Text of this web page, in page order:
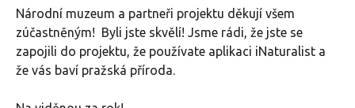
Národní muzeum a partneři projektu děkují všem
zúčastněným! Byli jste skvělí! Jsme rádi, že jste se
zapojili do projektu, že používate aplikaci iNaturalist a
že vás baví pražská příroda.